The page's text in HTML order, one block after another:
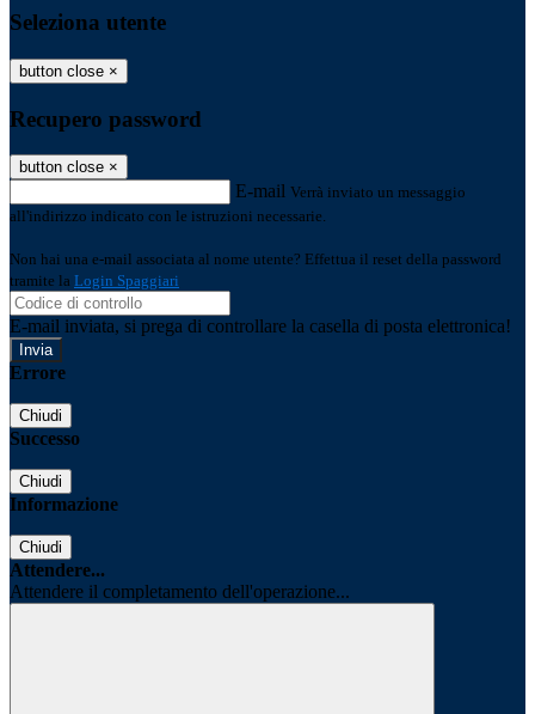
Seleziona utente
button close ×
Recupero password
button close ×
E-mail Verrà inviato un messaggio
all'indirizzo indicato con le istruzioni necessarie.
Non hai una e-mail associata al nome utente? Effettua il reset della password
tramite la Login Spaggiari
E-mail inviata, si prega di controllare la casella di posta elettronica!
Errore
Chiudi
Successo
Chiudi
Informazione
Chiudi
Attendere...
Attendere il completamento dell'operazione...